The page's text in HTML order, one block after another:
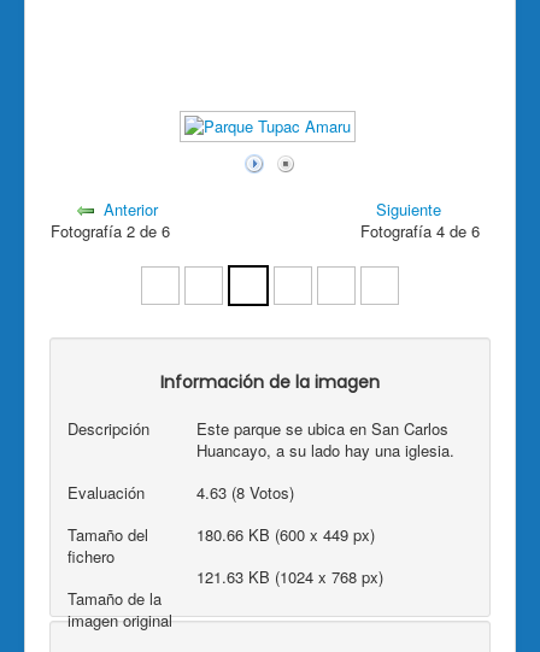
Anterior
Fotografía 2 de 6
Siguiente
Fotografía 4 de 6
Información de la imagen
Descripción
Este parque se ubica en San Carlos
Huancayo, a su lado hay una iglesia.
Evaluación
4.63 (8 Votos)
Tamaño del
fichero
180.66 KB (600 x 449 px)
Tamaño de la
imagen original
121.63 KB (1024 x 768 px)